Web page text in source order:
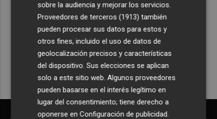
Recibe toda la actualidad de
Plaza Podcast en tu correo
Quiero suscribirme
sobre la audiencia y mejorar los servicios.
Proveedores de terceros (1913) también
pueden procesar sus datos para estos y
otros fines, incluido el uso de datos de
geolocalización precisos y características
del dispositivo. Sus elecciones se aplican
solo a este sitio web. Algunos proveedores
pueden basarse en el interés legítimo en
lugar del consentimiento; tiene derecho a
oponerse enConfiguración de publicidad.